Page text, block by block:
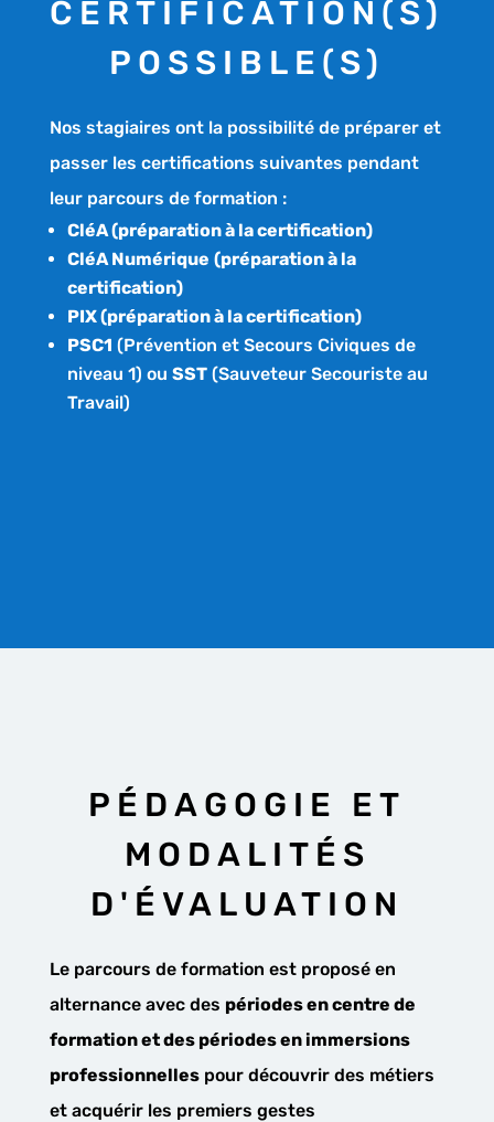
CERTIFICATION(S)
POSSIBLE(S)
Nos stagiaires ont la possibilité de préparer et
passer les certifications suivantes pendant
leur parcours de formation :
CléA (préparation à la certification)
CléA Numérique (préparation à la
certification)
PIX (préparation à la certification)
PSC1 (Prévention et Secours Civiques de
niveau 1) ou SST(Sauveteur Secouriste au
Travail)
PÉDAGOGIE ET
MODALITÉS
D'ÉVALUATION
Le parcours de formation est proposé en
alternance avec des périodes en centre de
formation et des périodes en immersions
professionnellespour découvrir des métiers
et acquérir les premiers gestes